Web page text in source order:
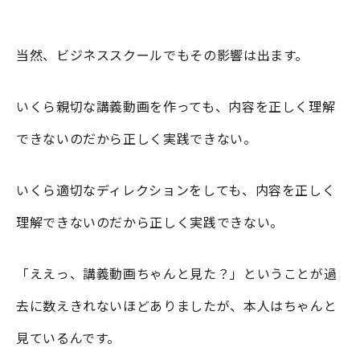
当然、ビジネススクールでもその影響は出ます。
いくら親切な講義動画を作っても、内容を正しく理解
できないのだから正しく実践できない。
いくら適切なディレクションをしても、内容を正しく
理解できないのだから正しく実践できない。
「ええっ、講義動画ちゃんと見た？」ということが過
去に数えきれないほどありましたが、本人はちゃんと
見ているんです。